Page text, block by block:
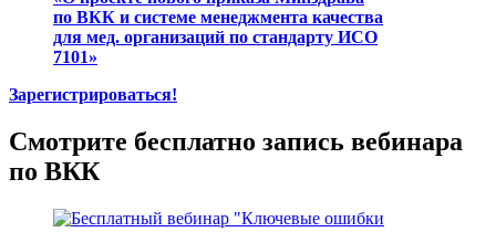
по ВКК и системе менеджмента качества
для мед. организаций по стандарту ИСО
7101»
Зарегистрироваться!
Смотрите бесплатно запись вебинара
по ВКК